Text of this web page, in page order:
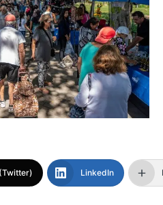
LinkedIn